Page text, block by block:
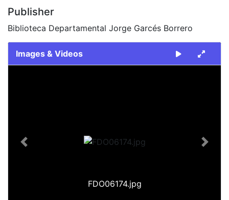
Publisher
Biblioteca Departamental Jorge Garcés Borrero
Images & Videos
FDO06174.jpg
Previous Next